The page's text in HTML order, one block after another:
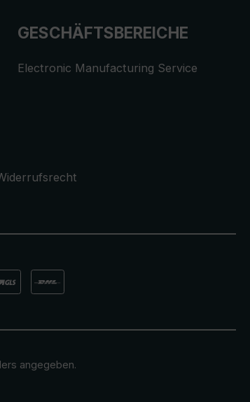
GESCHÄFTSBEREICHE
Electronic Manufacturing Service
angegeben.